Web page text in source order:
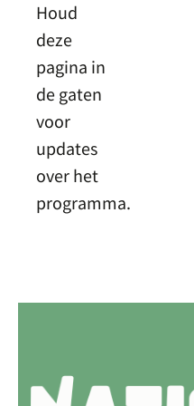
Houd
deze
pagina in
de gaten
voor
updates
over het
programma.